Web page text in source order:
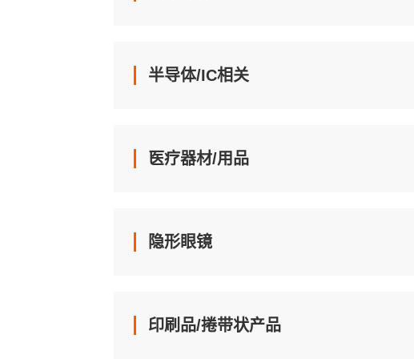
半导体/IC相关
医疗器材/用品
隐形眼镜
印刷品/捲带状产品